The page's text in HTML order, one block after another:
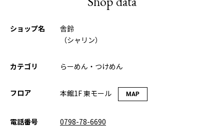
ショップ名
舎鈴
（シャリン）
カテゴリ らーめん・つけめん
フロア 本館1F 東モール MAP
電話番号 0798-78-6690